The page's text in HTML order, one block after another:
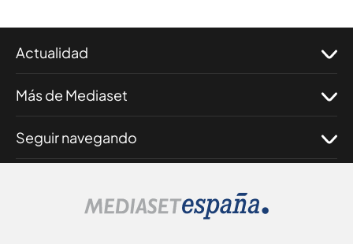
Actualidad
Más de Mediaset
Seguir navegando